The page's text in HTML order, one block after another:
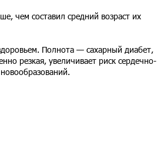
чем составил средний возраст их
Полнота — сахарный диабет,
резкая, увеличивает риск сердечно-